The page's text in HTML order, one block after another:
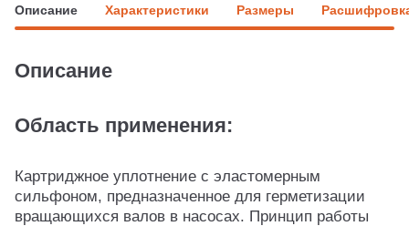
Описание Характеристики Размеры
Описание
Область применения:
Картриджное уплотнение с эластомерным
сильфоном, предназначенное для герметизации
вращающихся валов в насосах. Принцип работы